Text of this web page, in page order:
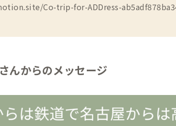
Co-trip-for-ADDress-
んからのメッセージ